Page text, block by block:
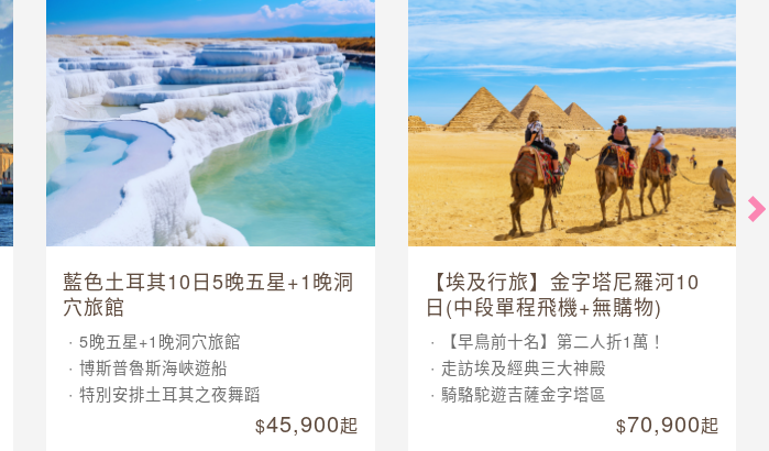
藍色土耳其10日5晚五星+1晚洞
穴旅館
5晚五星+1晚洞穴旅館
博斯普魯斯海峽遊船
特別安排土耳其之夜舞蹈
45,900起
【埃及行旅】金字塔尼羅河10
日(中段單程飛機+無購物)
【早鳥前十名】第二人折1萬！
走訪埃及經典三大神殿
騎駱駝遊吉薩金字塔區
70,900起